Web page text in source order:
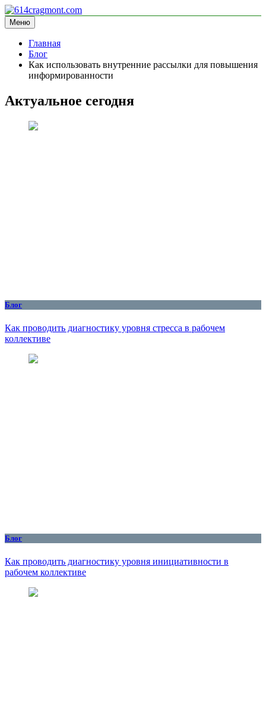
Перейти
к
содержимому
614cragmont.com
информационный сайт
Меню
Главная
Блог
Как использовать внутренние рассылки для повышения
информированности
Актуальное сегодня
Блог
Как проводить диагностику уровня стресса в рабочем
коллективе
Блог
Как проводить диагностику уровня инициативности в
рабочем коллективе